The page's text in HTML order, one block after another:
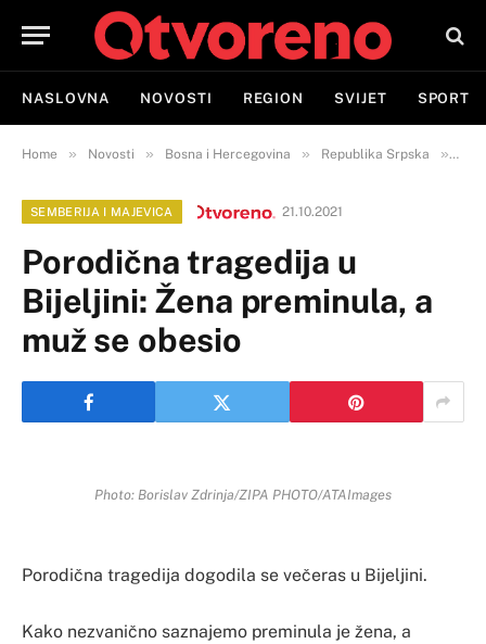
NASLOVNA NOVOSTI REGION SVIJET SPORT
Home » Novosti » Bosna i Hercegovina » Republika Srpska »
SEMBERIJA I MAJEVICA 21.10.2021
Porodična tragedija u
Bijeljini: Žena preminula, a
muž se obesio
Photo: Borislav Zdrinja/ZIPA PHOTO/ATAImages
Porodična tragedija dogodila se večeras u Bijeljini.
Kako nezvanično saznajemo preminula je žena, a